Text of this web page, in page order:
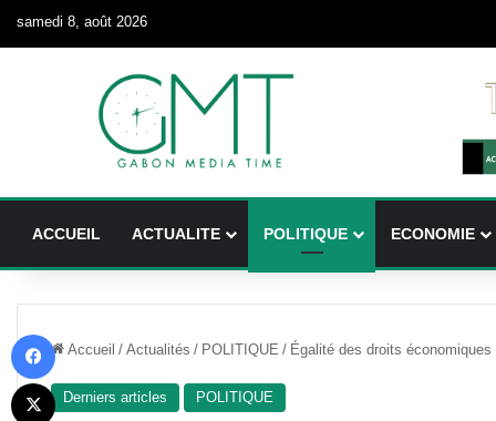
samedi 8, août 2026
ACCUEIL ACTUALITE POLITIQUE ECONOMIE
Accueil / Actualités / POLITIQUE / Égalité des droits
Derniers articles POLITIQUE
X